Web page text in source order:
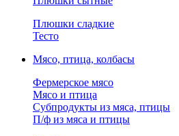
Плюшки сладкие
Тесто
Мясо, птица, колбасы
Фермерское мясо
Мясо и птица
Субпродукты из мяса, птицы
П/ф из мяса и птицы